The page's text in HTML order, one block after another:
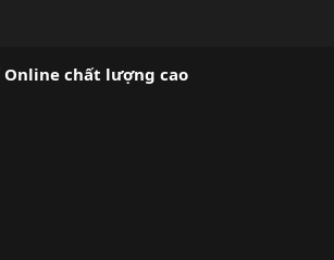
Online chất lượng cao